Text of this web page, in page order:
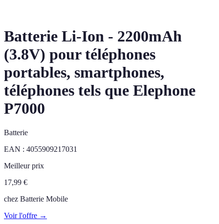
Batterie Li-Ion - 2200mAh
(3.8V) pour téléphones
portables, smartphones,
téléphones tels que Elephone
P7000
Batterie
EAN : 4055909217031
Meilleur prix
17,99 €
chez Batterie Mobile
Voir l'offre →